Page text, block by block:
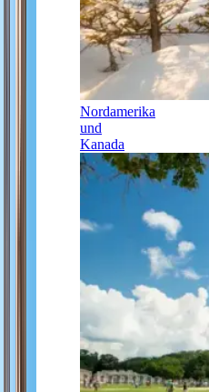
Nordamerika
und
Kanada